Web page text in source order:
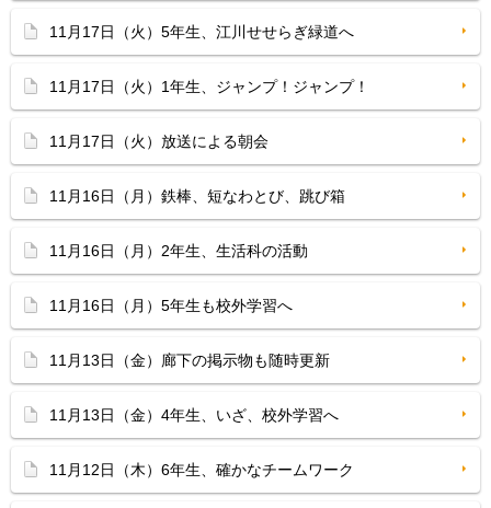
11月17日（火）5年生、江川せせらぎ緑道へ
11月17日（火）1年生、ジャンプ！ジャンプ！
11月17日（火）放送による朝会
11月16日（月）鉄棒、短なわとび、跳び箱
11月16日（月）2年生、生活科の活動
11月16日（月）5年生も校外学習へ
11月13日（金）廊下の掲示物も随時更新
11月13日（金）4年生、いざ、校外学習へ
11月12日（木）6年生、確かなチームワーク